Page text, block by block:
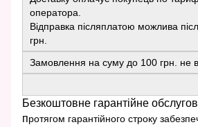
оператора.
Відправка післяплатою можлива
грн.
Замовлення на суму до 100 грн. не
Безкоштовне гарантійне
протягом гарантійного строку